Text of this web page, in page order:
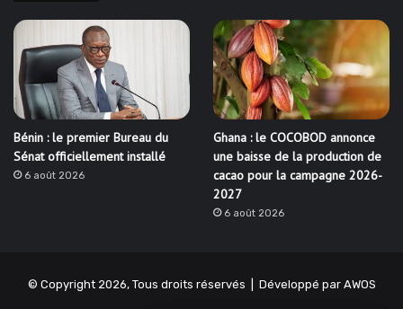
Bénin : le premier Bureau du
Sénat officiellement installé
6 août 2026
Ghana : le COCOBOD annonce
une baisse de la production de
cacao pour la campagne 2026-
2027
6 août 2026
© Copyright 2026, Tous droits réservés | Développé par AWOS